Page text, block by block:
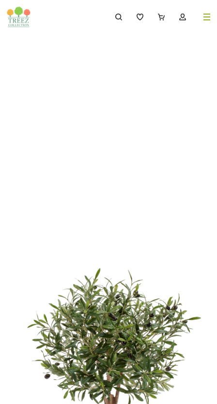
Алфавитный указатель
Прайс-листы и каталоги